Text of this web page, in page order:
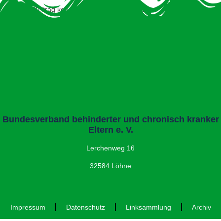
Dieser Beitrag konnte nicht gefunden werden.
Bundesverband behinderter und chronisch kranker
Eltern e. V.
Lerchenweg 16
32584 Löhne
Impressum Datenschutz Linksammlung Archiv